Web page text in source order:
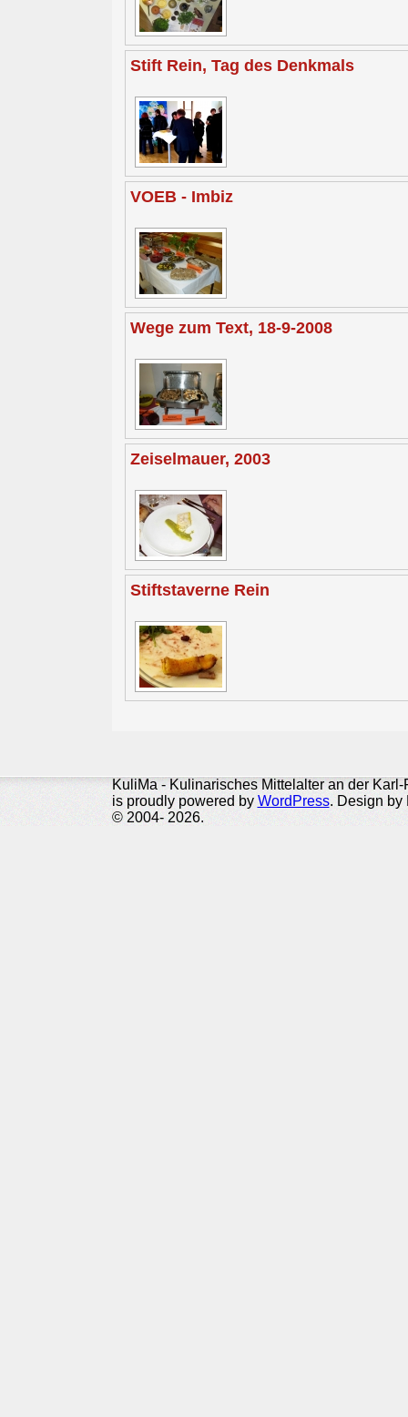
Stift Rein, Tag des Denkmals
VOEB - Imbiz
Wege zum Text, 18-9-2008
Zeiselmauer, 2003
Stiftstaverne Rein
KuliMa - Kulinarisches Mittelalter an der
is proudly powered by WordPress. Design by
© 2004- 2026.